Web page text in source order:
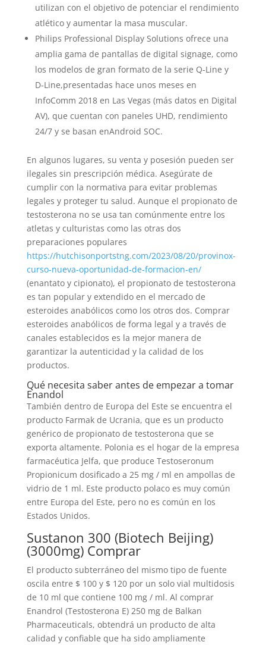
utilizan con el objetivo de potenciar el rendimiento
atlético y aumentar la masa muscular.
Philips Professional Display Solutions ofrece una
amplia gama de pantallas de digital signage, como
los modelos de gran formato de la serie Q-Line y
D-Line,presentadas hace unos meses en
InfoComm 2018 en Las Vegas (más datos en Digital
AV), que cuentan con paneles UHD, rendimiento
24/7 y se basan enAndroid SOC.
En algunos lugares, su venta y posesión pueden ser
ilegales sin prescripción médica. Asegúrate de
cumplir con la normativa para evitar problemas
legales y proteger tu salud. Aunque el propionato de
testosterona no se usa tan comúnmente entre los
atletas y culturistas como las otras dos
preparaciones populares
https://hutchisonportstng.com/2023/08/20/provinox-
curso-nueva-oportunidad-de-formacion-en/
(enantato y cipionato), el propionato de testosterona
es tan popular y extendido en el mercado de
esteroides anabólicos como los otros dos. Comprar
esteroides anabólicos de forma legal y a través de
canales establecidos es la mejor manera de
garantizar la autenticidad y la calidad de los
productos.
Qué necesita saber antes de empezar a tomar
Enandol
También dentro de Europa del Este se encuentra el
producto Farmak de Ucrania, que es un producto
genérico de propionato de testosterona que se
exporta altamente. Polonia es el hogar de la empresa
farmacéutica Jelfa, que produce Testoseronum
Propionicum dosificado a 25 mg / ml en ampollas de
vidrio de 1 ml. Este producto polaco es muy común
entre Europa del Este, pero no es común en los
Estados Unidos.
Sustanon 300 (Biotech Beijing)
(3000mg) Comprar
El producto subterráneo del mismo tipo de fuente
oscila entre $ 100 y $ 120 por un solo vial multidosis
de 10 ml que contiene 100 mg / ml. Al comprar
Enandrol (Testosterona E) 250 mg de Balkan
Pharmaceuticals, obtendrá un producto de alta
calidad y confiable que ha sido ampliamente